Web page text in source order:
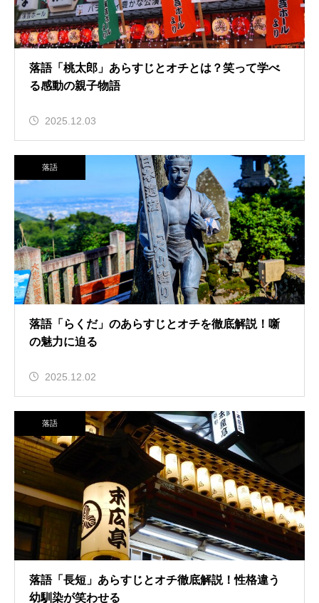
落語「桃太郎」あらすじとオチとは？笑って学べ
る感動の親子物語
2025.12.03
落語
落語「らくだ」のあらすじとオチを徹底解説！噺
の魅力に迫る
2025.12.02
落語
落語「長短」あらすじとオチ徹底解説！性格違う
幼馴染が笑わせる